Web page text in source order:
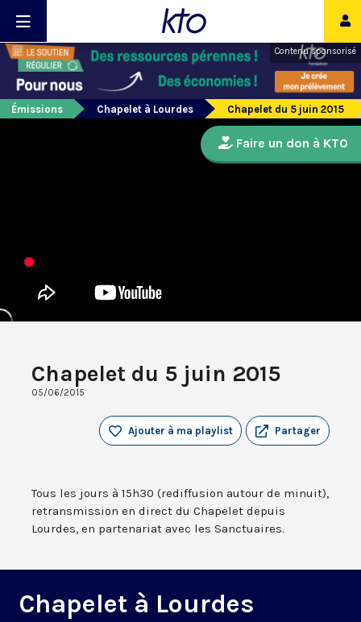
Contenu sponsorisé
Émissions Chapelet à Lourdes Chapelet du 5 juin 2015
Chapelet du 5 juin 2015
05/06/2015
Partager
Ajouter à ma playlist
Tous les jours à 15h30 (rediffusion autour de minuit),
retransmission en direct du Chapelet depuis
Lourdes, en partenariat avec les Sanctuaires.
Chapelet à Lourdes
Faire un don à KTO